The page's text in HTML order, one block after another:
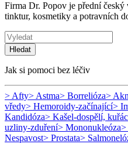
Firma Dr. Popov je přední
tinktur, kosmetiky a potravních
Hledat
Jak si pomoci bez léčiv
> Afty> Astma> Borrelióza>
vředy> Hemoroidy-začínající>
Kandidóza> Kašel-dospělí,
uzliny-zduření> Mononukleóza>
Nespavost> Prostata>